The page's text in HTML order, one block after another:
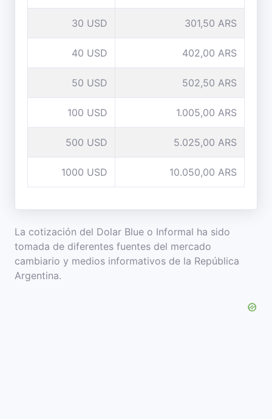
30 USD 301,50 ARS
40 USD 402,00 ARS
50 USD 502,50 ARS
100 USD 1.005,00 ARS
500 USD 5.025,00 ARS
1000 USD 10.050,00 ARS
La cotización del Dolar Blue o Informal ha sido
tomada de diferentes fuentes del mercado
cambiario y medios informativos de la República
Argentina.